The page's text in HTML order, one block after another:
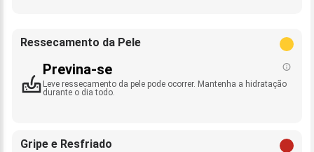
Ressecamento da Pele
Previna-se
Leve ressecamento da pele pode ocorrer. Mantenha a hidratação
durante o dia todo.
Gripe e Resfriado